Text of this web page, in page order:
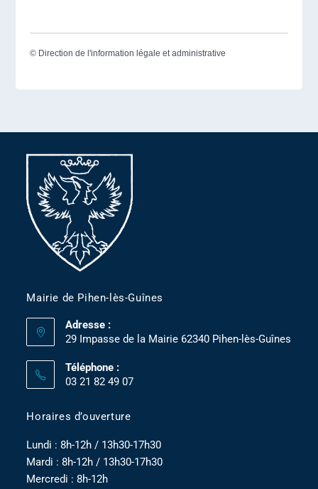
© Direction de l'information légale et administrative
Mairie de Pihen-lès-Guînes
Adresse :
29 Impasse de la Mairie 62340 Pihen-lès-Guînes
Téléphone :
03 21 82 49 07
Horaires d’ouverture
Lundi : 8h-12h / 13h30-17h30
Mardi : 8h-12h / 13h30-17h30
Mercredi : 8h-12h